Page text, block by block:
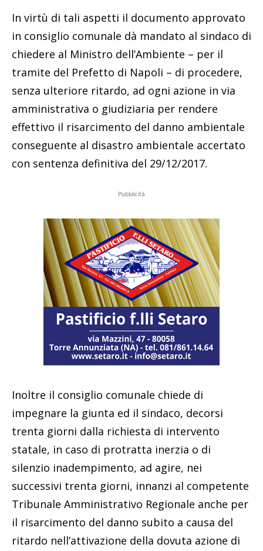
In virtù di tali aspetti il documento approvato
in consiglio comunale dà mandato al sindaco di
chiedere al Ministro dell’Ambiente – per il
tramite del Prefetto di Napoli – di procedere,
senza ulteriore ritardo, ad ogni azione in via
amministrativa o giudiziaria per rendere
effettivo il risarcimento del danno ambientale
conseguente al disastro ambientale accertato
con sentenza definitiva del 29/12/2017.
Pubblicità
Inoltre il consiglio comunale chiede di
impegnare la giunta ed il sindaco, decorsi
trenta giorni dalla richiesta di intervento
statale, in caso di protratta inerzia o di
silenzio inadempimento, ad agire, nei
successivi trenta giorni, innanzi al competente
Tribunale Amministrativo Regionale anche per
il risarcimento del danno subito a causa del
ritardo nell’attivazione della dovuta azione di